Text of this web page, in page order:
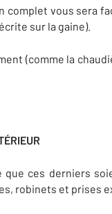
vous sera
sur la gaine).
(comme la
ces derniers
robinets et prises